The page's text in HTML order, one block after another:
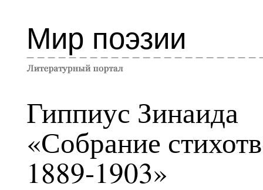
Мир поэзии
Гиппиус Зинаида
«Собрание
1889-1903»